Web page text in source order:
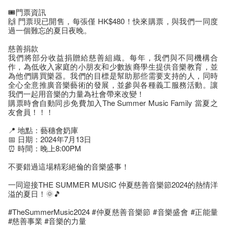
🎟門票資訊
🙌 門票現已開售，每張僅 HK$480！快來購票，與我們一同度
過一個難忘的夏日夜晚。
慈善捐款
我們將部分收益捐贈給慈善組織。每年，我們與不同機構合
作，為低收入家庭的小朋友和少數族裔學生提供音樂教育，並
為他們購買樂器。我們的目標是幫助那些需要支持的人，同時
全心全意推廣音樂藝術的發展，並參與各種義工服務活動。讓
我們一起用音樂的力量為社會帶來改變！
購票時會自動同步免費加入The Summer Music Family 當夏之
友會員！！！
📍 地點：藝穗會奶庫
📅 日期：2024年7月13日
⏰ 時間：晚上8:00PM
不要錯過這場精彩絕倫的音樂盛事！
一同迎接THE SUMMER MUSIC 仲夏慈善音樂節2024的熱情洋
溢的夏日！🌞🎵
#TheSummerMusic2024 #仲夏慈善音樂節 #音樂盛會 #正能量
#慈善事業 #音樂的力量